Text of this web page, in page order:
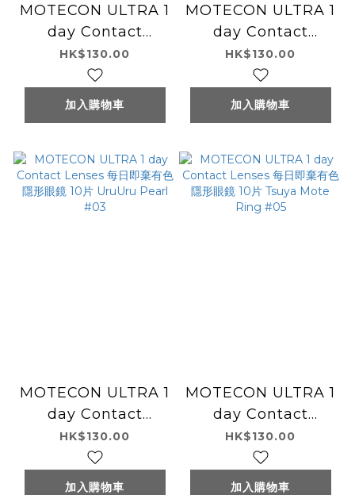
MOTECON ULTRA 1
day Contact
Lenses 每日即棄有色
隱形眼鏡 10片
Oshamote
HK$130.00
加入購物車
MOTECON ULTRA 1
day Contact
Lenses 每日即棄有色
隱形眼鏡 10片
Oshamote
HK$130.00
加入購物車
MOTECON ULTRA 1
day Contact
Lenses 每日即棄有色
隱形眼鏡 10片
UruUru Pearl #03
HK$130.00
加入購物車
MOTECON ULTRA 1
day Contact
Lenses 每日即棄有色
隱形眼鏡 10片 Tsuya
Mote Ring #05
HK$130.00
加入購物車